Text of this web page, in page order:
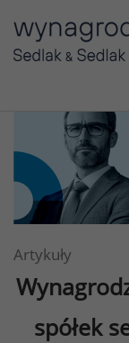
Artykuły
spółek